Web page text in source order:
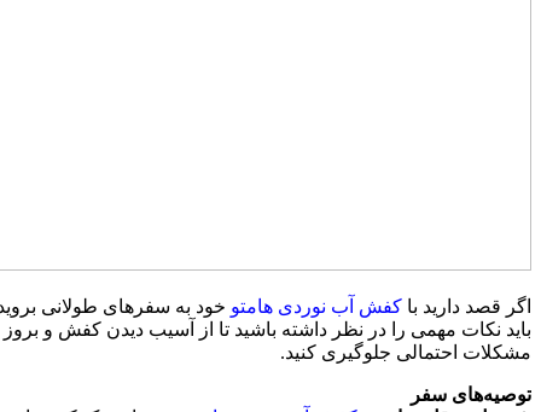
اگر قصد دارید با کفش آب نوردی هامتو خود به سفرهای طولانی
باید نکات مهمی را در نظر داشته باشید تا از آسیب دیدن کفش و بروز
مشکلات احتمالی جلوگیری کنید.
توصیه‌های سفر